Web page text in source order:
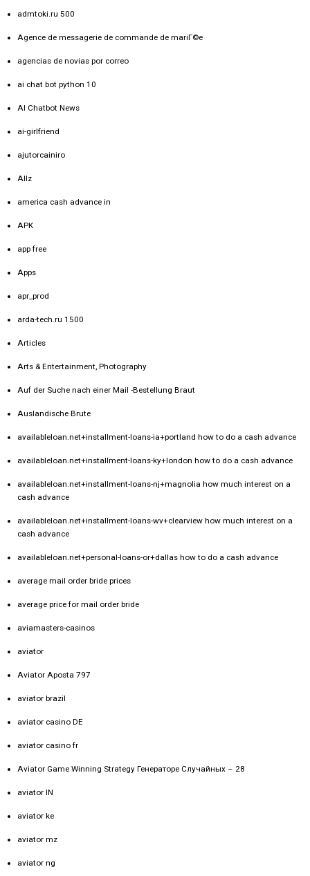
admtoki.ru 500
Agence de messagerie de commande de mariГ©e
agencias de novias por correo
ai chat bot python 10
AI Chatbot News
ai-girlfriend
ajutorcainiro
Allz
america cash advance in
APK
app free
Apps
apr_prod
arda-tech.ru 1500
Articles
Arts & Entertainment, Photography
Auf der Suche nach einer Mail -Bestellung Braut
Auslandische Brute
availableloan.net+installment-loans-ia+portland how to do a cash advance
availableloan.net+installment-loans-ky+london how to do a cash advance
availableloan.net+installment-loans-nj+magnolia how much interest on a
cash advance
availableloan.net+installment-loans-wv+clearview how much interest on a
cash advance
availableloan.net+personal-loans-or+dallas how to do a cash advance
average mail order bride prices
average price for mail order bride
aviamasters-casinos
aviator
Aviator Aposta 797
aviator brazil
aviator casino DE
aviator casino fr
Aviator Game Winning Strategy Генераторе Случайных – 28
aviator IN
aviator ke
aviator mz
aviator ng